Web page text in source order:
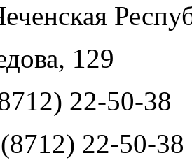
129
22-50-38
22-50-38